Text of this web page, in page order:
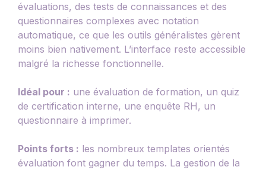
évaluations, des tests de connaissances et des
questionnaires complexes avec notation
automatique, ce que les outils généralistes gèrent
moins bien nativement. L’interface reste accessible
malgré la richesse fonctionnelle.
Idéal pour : une évaluation de formation, un quiz
de certification interne, une enquête RH, un
questionnaire à imprimer.
Points forts : les nombreux templates orientés
évaluation font gagner du temps. La gestion de la